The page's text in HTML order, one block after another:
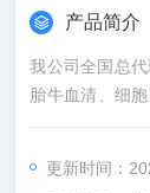
产品简介
我公司全国总
胎牛血清、细
耗材、培养基
更新时间：